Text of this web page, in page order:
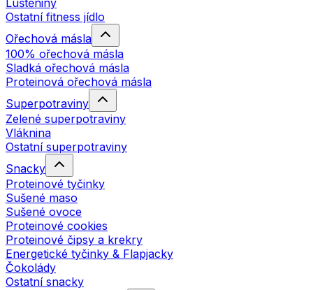
Luštěniny
Ostatní fitness jídlo
Ořechová másla
100% ořechová másla
Sladká ořechová másla
Proteinová ořechová másla
Superpotraviny
Zelené superpotraviny
Vláknina
Ostatní superpotraviny
Snacky
Proteinové tyčinky
Sušené maso
Sušené ovoce
Proteinové cookies
Proteinové čipsy a krekry
Energetické tyčinky & Flapjacky
Čokolády
Ostatní snacky